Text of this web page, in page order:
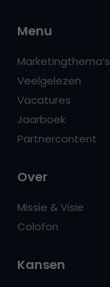
Menu
Marketingthema’s
Veelgelezen
Vacatures
Jaarboek
Partnercontent
Over
Missie & Visie
Colofon
Kansen